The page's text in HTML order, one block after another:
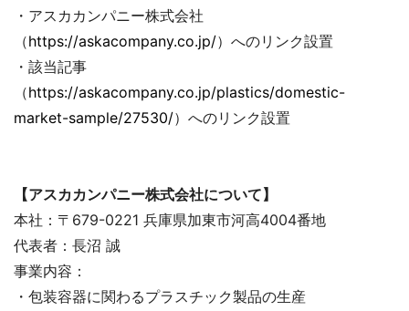
・アスカカンパニー株式会社
（https://askacompany.co.jp/）へのリンク設置
・該当記事
（https://askacompany.co.jp/plastics/domestic-
market-sample/27530/）へのリンク設置
【アスカカンパニー株式会社について】
本社：〒679-0221 兵庫県加東市河高4004番地
代表者：長沼 誠
事業内容：
・包装容器に関わるプラスチック製品の生産